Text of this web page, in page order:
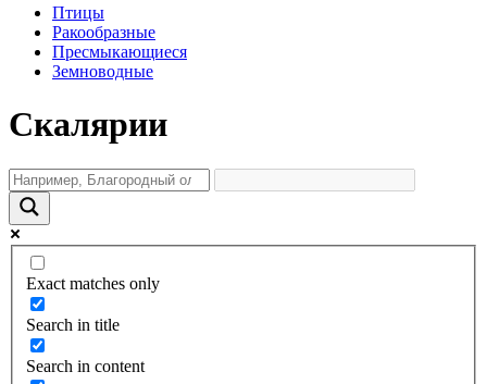
Птицы
Ракообразные
Пресмыкающиеся
Земноводные
Скалярии
Exact matches only
Search in title
Search in content